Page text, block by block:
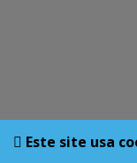
Este site usa